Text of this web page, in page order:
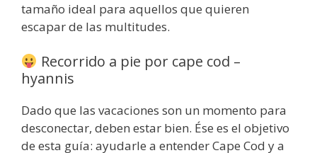
tamaño ideal para aquellos que quieren
escapar de las multitudes.
Recorrido a pie por cape cod –
hyannis
Dado que las vacaciones son un momento para
desconectar, deben estar bien. Ése es el objetivo
de esta guía: ayudarle a entender Cape Cod y a